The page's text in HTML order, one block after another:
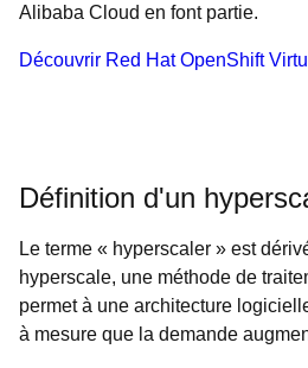
Alibaba Cloud en font partie.
Découvrir Red Hat OpenShift
Définition d'un
Le terme « hyperscaler » est
hyperscale, une méthode de
permet à une architecture
à mesure que la demande